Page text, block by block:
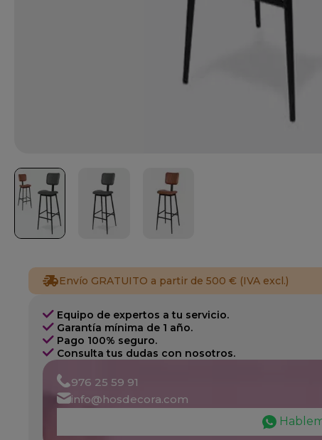
Envío GRATUITO a partir de 500 € (IVA excl.)
Equipo de expertos a tu servicio.
Garantía mínima de 1 año.
Pago 100% seguro.
Consulta tus dudas con nosotros.
976 25 59 91
info@hosdecora.com